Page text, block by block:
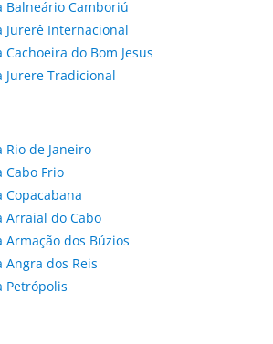
Balneário Camboriú
Jurerê Internacional
do Bom Jesus
Jurere Tradicional
de Janeiro
Cabo Frio
Arraial do Cabo
dos Búzios
dos Reis
Petrópolis